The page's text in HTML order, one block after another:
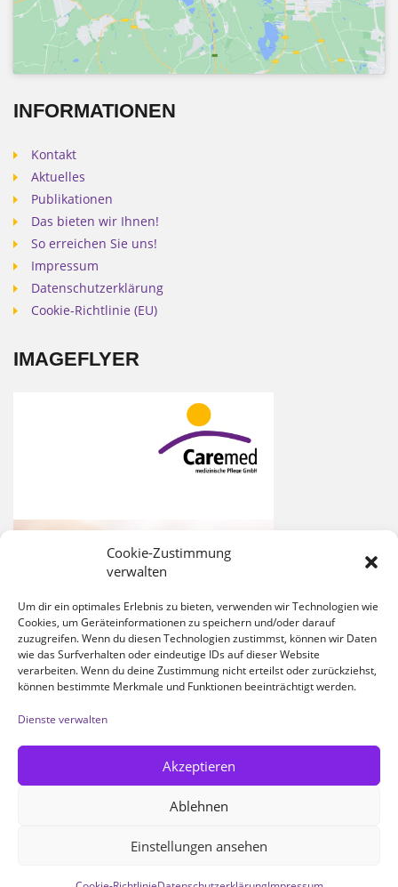
Cookie-Zustimmung
verwalten
Um dir ein optimales Erlebnis zu bieten, verwenden wir Technologien wie
Cookies, um Geräteinformationen zu speichern und/oder darauf
zuzugreifen. Wenn du diesen Technologien zustimmst, können wir Daten
wie das Surfverhalten oder eindeutige IDs auf dieser Website
verarbeiten. Wenn du deine Zustimmung nicht erteilst oder zurückziehst,
können bestimmte Merkmale und Funktionen beeinträchtigt werden.
Dienste verwalten
Akzeptieren
Ablehnen
Einstellungen ansehen
INFORMATIONEN
Kontakt
Aktuelles
Publikationen
Das bieten wir Ihnen!
So erreichen Sie uns!
Impressum
Datenschutzerklärung
Cookie-Richtlinie (EU)
IMAGEFLYER